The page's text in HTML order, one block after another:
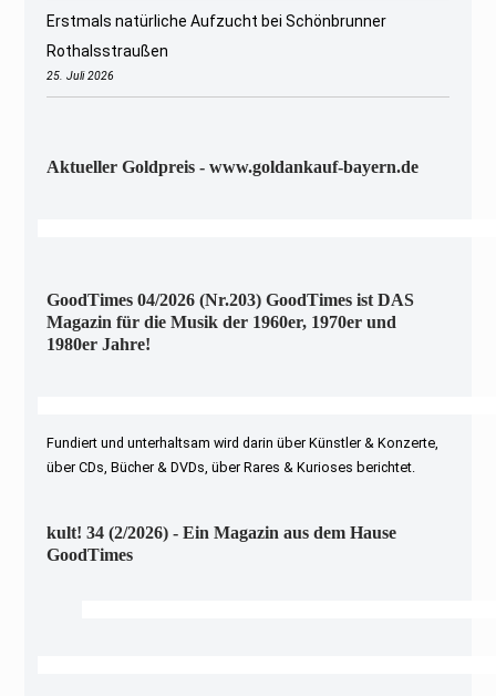
Erstmals natürliche Aufzucht bei Schönbrunner
Rothalsstraußen
25. Juli 2026
Aktueller Goldpreis - www.goldankauf-bayern.de
GoodTimes 04/2026 (Nr.203) GoodTimes ist DAS
Magazin für die Musik der 1960er, 1970er und
1980er Jahre!
Fundiert und unterhaltsam wird darin über Künstler & Konzerte,
über CDs, Bücher & DVDs, über Rares & Kurioses berichtet.
kult! 34 (2/2026) - Ein Magazin aus dem Hause
GoodTimes